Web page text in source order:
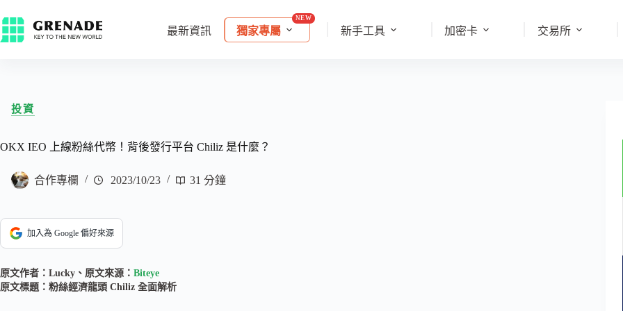
最新資訊 獨家專屬 新手工具 加密卡 交易所
投資
OKX IEO 上線粉絲代幣！背後發行平台 Chiliz 是什麼？
合作專欄 2023/10/23 31 分鐘
加入為 Google 偏好來源
原文作者：Lucky、原文來源： Biteye
原文標題：粉絲經濟龍頭 Chiliz 全面解析